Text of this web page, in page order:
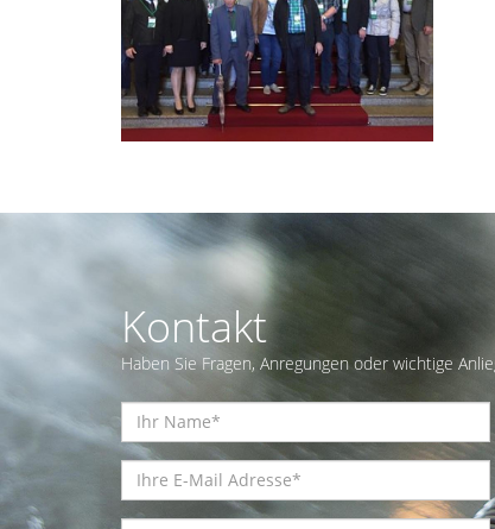
Kontakt
Haben Sie Fragen, Anregungen oder wichtige